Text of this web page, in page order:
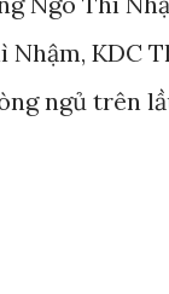
KDC
ngủ trên